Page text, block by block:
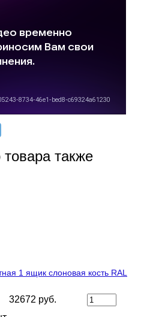
товара также
1 ящик слоновая кость RAL
32672 руб.